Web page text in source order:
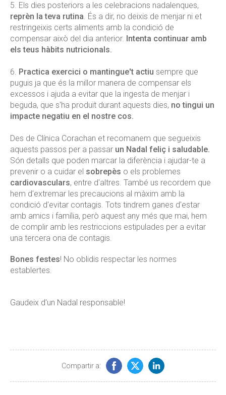
5. Els dies posteriors a les celebracions nadalenques,
reprèn la teva rutina. És a dir, no deixis de menjar ni et
restringeixis certs aliments amb la condició de
compensar això del dia anterior. Intenta continuar amb
els teus hàbits nutricionals.
6. Practica exercici o mantingue't actiu sempre que
puguis ja que és la millor manera de compensar els
excessos i ajuda a evitar que la ingesta de menjar i
beguda, que s'ha produït durant aquests dies, no tingui un
impacte negatiu en el nostre cos.
Des de Clínica Corachan et recomanem que segueixis
aquests passos per a passar un Nadal feliç i saludable.
Són detalls que poden marcar la diferència i ajudar-te a
prevenir o a cuidar el sobrepès o els problemes
cardiovasculars, entre d'altres. També us recordem que
hem d'extremar les precaucions al màxim amb la
condició d'evitar contagis. Tots tindrem ganes d'estar
amb amics i família, però aquest any més que mai, hem
de complir amb les restriccions estipulades per a evitar
una tercera ona de contagis.
Bones festes! No oblidis respectar les normes
establertes.
Gaudeix d'un Nadal responsable!
Compartir a: